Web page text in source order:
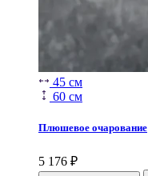
45 см
60 см
Плюшевое очарование
5 176 ₽